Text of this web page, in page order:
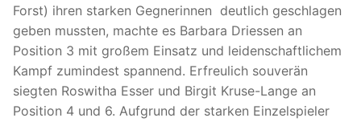
Forst) ihren starken Gegnerinnen deutlich geschlagen
geben mussten, machte es Barbara Driessen an
Position 3 mit großem Einsatz und leidenschaftlichem
Kampf zumindest spannend. Erfreulich souverän
siegten Roswitha Esser und Birgit Kruse-Lange an
Position 4 und 6. Aufgrund der starken Einzelspieler